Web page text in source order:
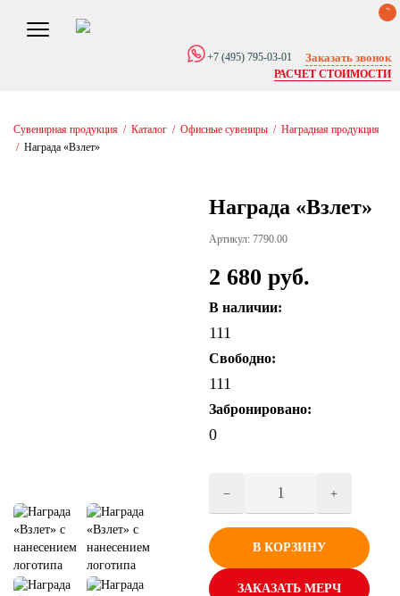
0
+7 (495) 795-03-01 Заказать звонок
РАСЧЕТ СТОИМОСТИ
Сувенирная продукция / Каталог / Офисные сувениры / Наградная продукция
/ Награда «Взлет»
Награда «Взлет»
Артикул: 7790.00
2 680 руб.
В наличии:
111
Свободно:
111
Забронировано:
0
В КОРЗИНУ
ЗАКАЗАТЬ МЕРЧ